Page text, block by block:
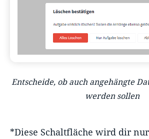
Entscheide, ob auch angehängte
werden sollen
*Diese Schaltfläche wird dir